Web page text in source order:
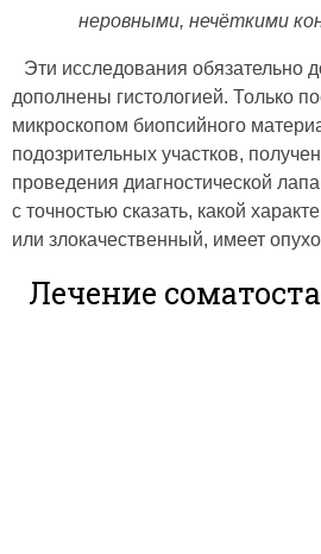
неровными, нечёткими
Эти исследования обязательно
дополнены гистологией. Только
микроскопом биопсийного
подозрительных участков,
проведения диагностической
с точностью сказать, какой
или злокачественный, имеет
Лечение